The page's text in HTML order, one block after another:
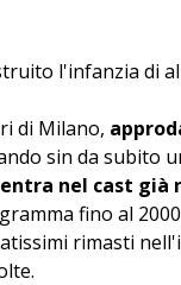
l'infanzia di
di Milano,
sin da subito
nel cast già
fino al
rimasti